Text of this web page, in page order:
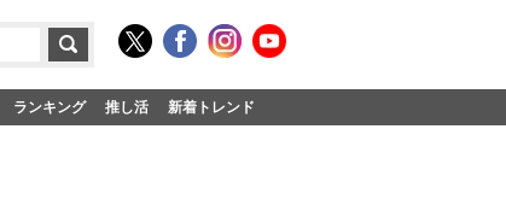
ランキング 推し活 新着トレンド